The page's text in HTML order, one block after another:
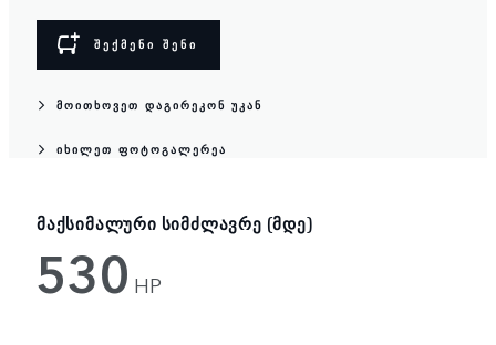
ᲨᲔᲥᲛᲔᲜᲘ ᲨᲔᲜᲘ
ᲛᲝᲘᲗᲮᲝᲕᲔᲗ ᲓᲐᲒᲘᲠᲔᲙᲝᲜ ᲣᲙᲐᲜ
ᲘᲮᲘᲚᲔᲗ ᲤᲝᲢᲝᲒᲐᲚᲔᲠᲔᲐ
ᲛᲐᲥᲡᲘᲛᲐᲚᲣᲠᲘ ᲡᲘᲛᲫᲚᲐᲕᲠᲔ (ᲛᲓᲔ)
530 HP